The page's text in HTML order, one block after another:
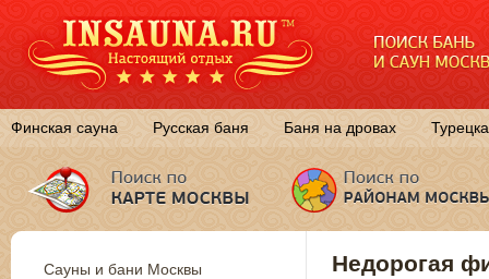
Финская сауна Русская баня Баня на дровах
Недорогая
Сауны и бани Москвы